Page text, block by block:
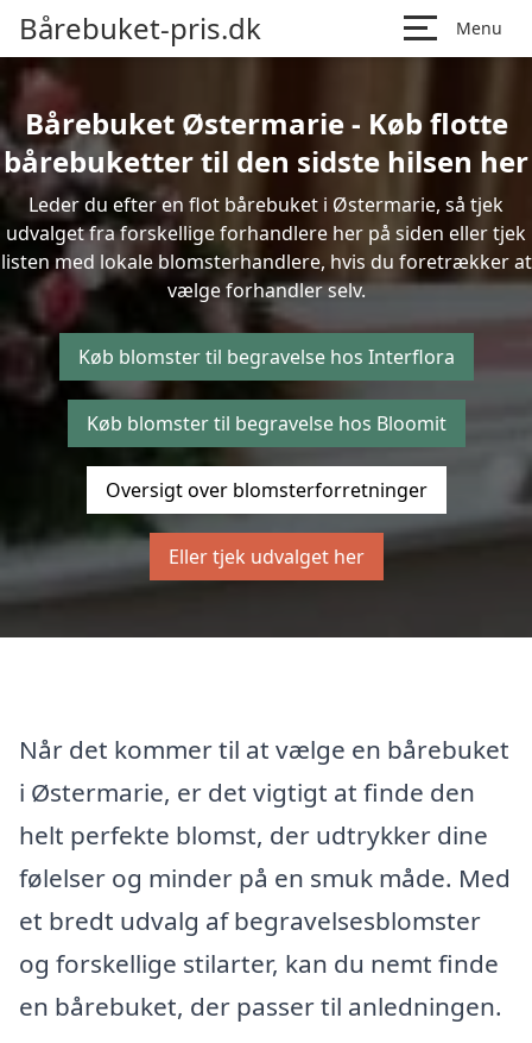
Bårebuket-pris.dk Menu
Bårebuket Østermarie - Køb flotte
bårebuketter til den sidste hilsen her
Leder du efter en flot bårebuket i Østermarie, så tjek
udvalget fra forskellige forhandlere her på siden eller tjek
listen med lokale blomsterhandlere, hvis du foretrækker at
vælge forhandler selv.
Køb blomster til begravelse hos Interflora
Køb blomster til begravelse hos Bloomit
Oversigt over blomsterforretninger
Eller tjek udvalget her
Når det kommer til at vælge en bårebuket
i Østermarie, er det vigtigt at finde den
helt perfekte blomst, der udtrykker dine
følelser og minder på en smuk måde. Med
et bredt udvalg af begravelsesblomster
og forskellige stilarter, kan du nemt finde
en bårebuket, der passer til anledningen.